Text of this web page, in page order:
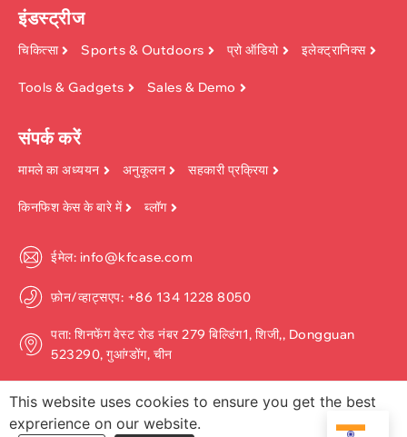
इंडस्ट्रीज
चिकित्सा Sports & Outdoors प्रो ऑडियो इलेक्ट्रानिक्स
Tools & Gadgets Sales & Demo
संपर्क करें
मामले का अध्ययन अनुकूलन सहकारी प्रक्रिया
किनफिश केस के बारे में ब्लॉग
ईमेल: info@kfcase.com
फ़ोन/व्हाट्सएप: +86 134 1228 8050
पता: शिनफेंग वेस्ट रोड नंबर 279 बिल्डिंग1, शिजी,, Dongguan
523290, गुआंग्डोंग, चीन
This website uses cookies to ensure you get the best
exprerience on our website.